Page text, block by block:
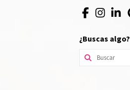
¿Buscas algo?
Buscar
por: